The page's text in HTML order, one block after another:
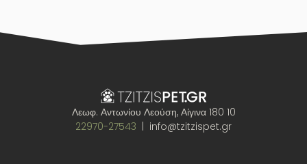
Λεωφ. Αντωνίου Λεούση, Αίγινα 180 10
22970-27543 | info@tzitzispet.gr